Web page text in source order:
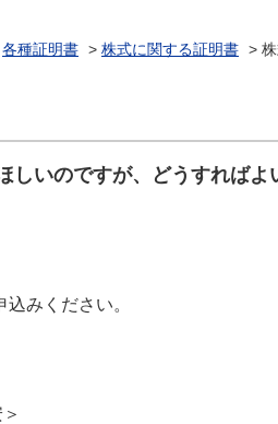
各種証明書 > 株式に関する証明書 >
しいのですが、どうすればよ
みください。